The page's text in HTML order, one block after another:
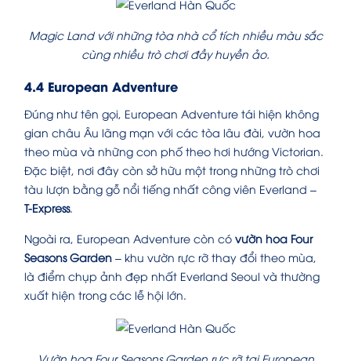
Magic Land với những tòa nhà cổ tích nhiều màu sắc
cùng nhiều trò chơi đầy huyền ảo.
4.4 European Adventure
Đúng như tên gọi, European Adventure tái hiện không
gian châu Âu lãng mạn với các tòa lâu đài, vườn hoa
theo mùa và những con phố theo hơi hướng Victorian.
Đặc biệt, nơi đây còn sở hữu một trong những trò chơi
tàu lượn bằng gỗ nổi tiếng nhất công viên Everland –
T-Express.
Ngoài ra, European Adventure còn có vườn hoa Four
Seasons Garden – khu vườn rực rỡ thay đổi theo mùa,
là điểm chụp ảnh đẹp nhất Everland Seoul và thường
xuất hiện trong các lễ hội lớn.
Vườn hoa Four Seasons Garden rực rỡ tại European